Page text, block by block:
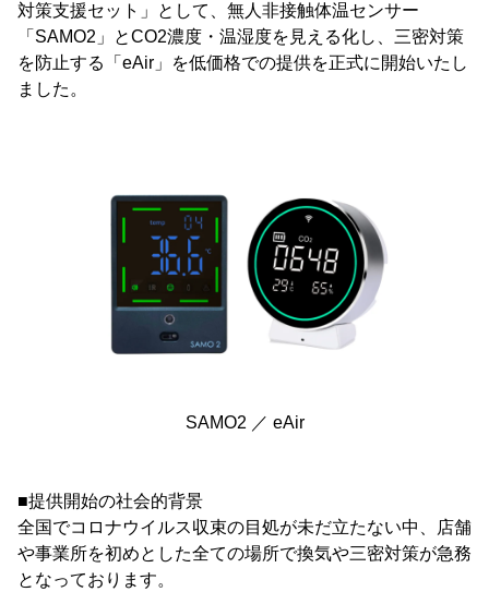
対策支援セット」として、無人非接触体温センサー
「SAMO2」とCO2濃度・温湿度を見える化し、三密対策
を防止する「eAir」を低価格での提供を正式に開始いたし
ました。
SAMO2 ／ eAir
■提供開始の社会的背景
全国でコロナウイルス収束の目処が未だ立たない中、店舗
や事業所を初めとした全ての場所で換気や三密対策が急務
となっております。